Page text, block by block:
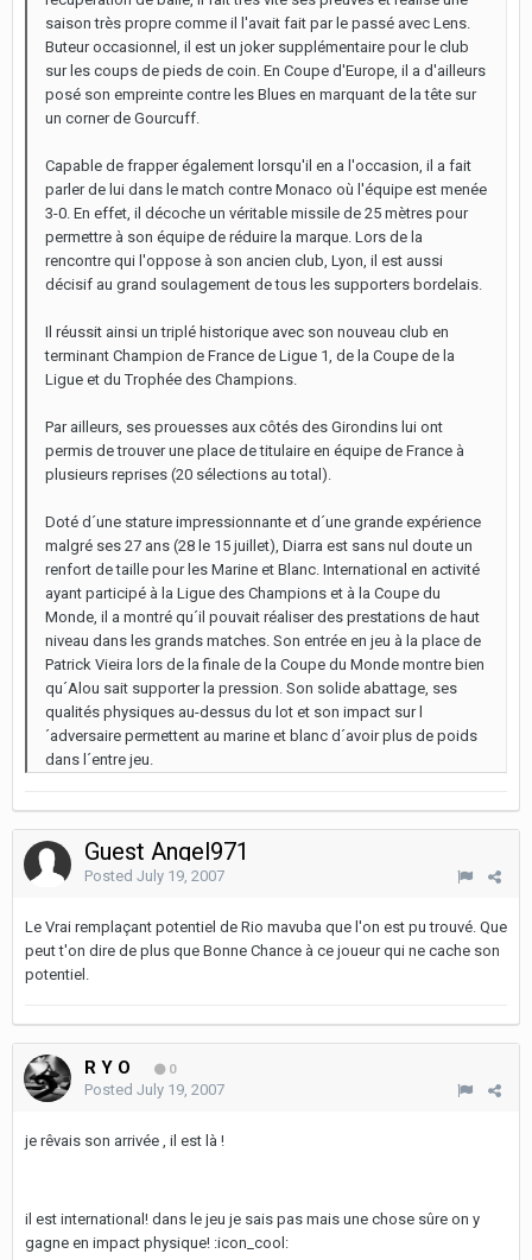
saison très propre comme il l'avait fait par le passé avec Lens.
Buteur occasionnel, il est un joker supplémentaire pour le club
sur les coups de pieds de coin. En Coupe d'Europe, il a d'ailleurs
posé son empreinte contre les Blues en marquant de la tête sur
un corner de Gourcuff.
Capable de frapper également lorsqu'il en a l'occasion, il a fait
parler de lui dans le match contre Monaco où l'équipe est menée
3-0. En effet, il décoche un véritable missile de 25 mètres pour
permettre à son équipe de réduire la marque. Lors de la
rencontre qui l'oppose à son ancien club, Lyon, il est aussi
décisif au grand soulagement de tous les supporters bordelais.
Il réussit ainsi un triplé historique avec son nouveau club en
terminant Champion de France de Ligue 1, de la Coupe de la
Ligue et du Trophée des Champions.
Par ailleurs, ses prouesses aux côtés des Girondins lui ont
permis de trouver une place de titulaire en équipe de France à
plusieurs reprises (20 sélections au total).
Doté d´une stature impressionnante et d´une grande expérience
malgré ses 27 ans (28 le 15 juillet), Diarra est sans nul doute un
renfort de taille pour les Marine et Blanc. International en activité
ayant participé à la Ligue des Champions et à la Coupe du
Monde, il a montré qu´il pouvait réaliser des prestations de haut
niveau dans les grands matches. Son entrée en jeu à la place de
Patrick Vieira lors de la finale de la Coupe du Monde montre bien
qu´Alou sait supporter la pression. Son solide abattage, ses
qualités physiques au-dessus du lot et son impact sur l
´adversaire permettent au marine et blanc d´avoir plus de poids
dans l´entre jeu.
Guest Angel971
Posted July 19, 2007
Le Vrai remplaçant potentiel de Rio mavuba que l'on est pu trouvé. Que
peut t'on dire de plus que Bonne Chance à ce joueur qui ne cache son
potentiel.
R Y O 0
Posted July 19, 2007
je rêvais son arrivée , il est là !
il est international! dans le jeu je sais pas mais une chose sûre on y
gagne en impact physique! :icon_cool: